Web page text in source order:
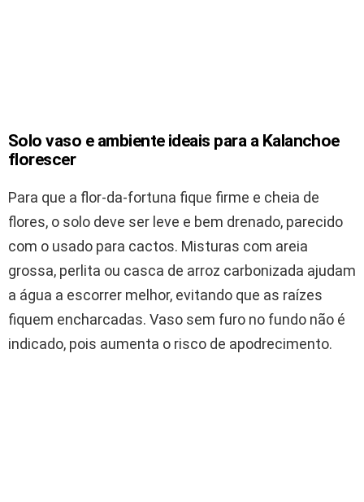
Solo vaso e ambiente ideais para a Kalanchoe
florescer
Para que a flor-da-fortuna fique firme e cheia de
flores, o solo deve ser leve e bem drenado, parecido
com o usado para cactos. Misturas com areia
grossa, perlita ou casca de arroz carbonizada ajudam
a água a escorrer melhor, evitando que as raízes
fiquem encharcadas. Vaso sem furo no fundo não é
indicado, pois aumenta o risco de apodrecimento.